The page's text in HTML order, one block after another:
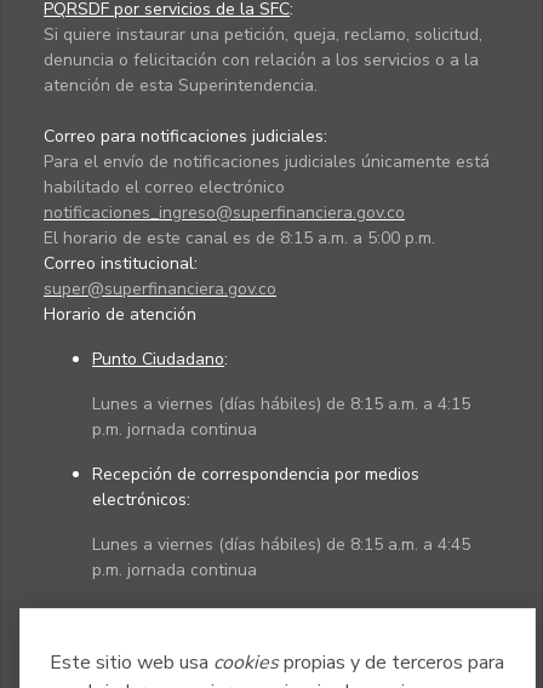
Este sitio web usa cookiespropias y de terceros para
PQRSDF por servicios de la SFC:
Si quiere instaurar una petición, queja, reclamo, solicitud,
denuncia o felicitación con relación a los servicios o a la
atención de esta Superintendencia.
Correo para notificaciones judiciales:
Para el envío de notificaciones judiciales únicamente está
habilitado el correo electrónico
notificaciones_ingreso@superfinanciera.gov.co
El horario de este canal es de 8:15 a.m. a 5:00 p.m.
Correo institucional:
super@superfinanciera.gov.co
Horario de atención
Punto Ciudadano:
Lunes a viernes (días hábiles) de 8:15 a.m. a 4:15
p.m. jornada continua
Recepción de correspondencia por medios
electrónicos:
Lunes a viernes (días hábiles) de 8:15 a.m. a 4:45
p.m. jornada continua